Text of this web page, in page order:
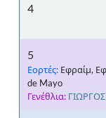
4
5
Εορτές: Εφραίμ,
de Mayo
Γενέθλια: